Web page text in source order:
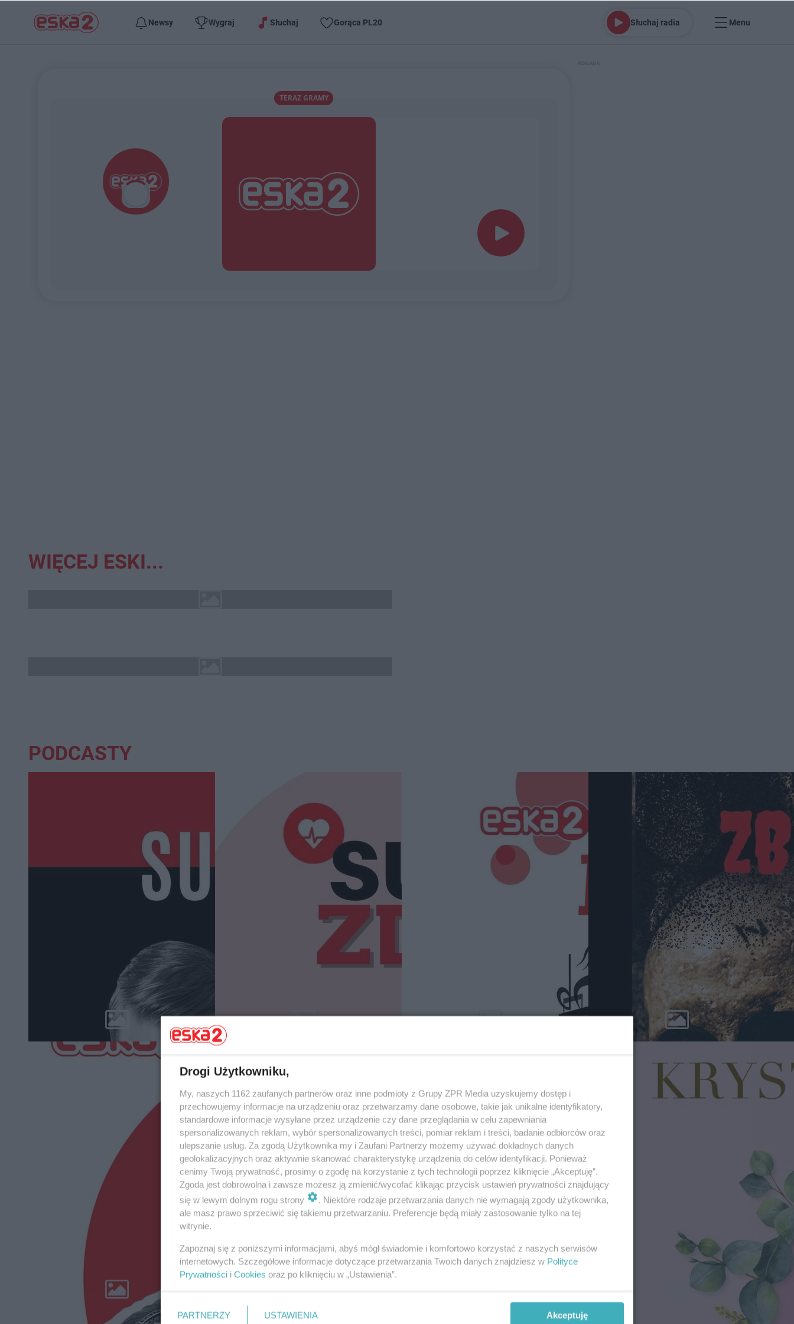
Newsy Wygraj Słuchaj Gorąca PL20 Słuchaj radia Menu
TERAZ GRAMY
WIĘCEJ ESKI...
PODCASTY
KWIATKOWSKI, OFIARA, JAMROŻEK
SuperSport SuperZdrowi
Strefa Kultury i Novej
Zbrodniarz i kara
Drogi Użytkowniku,
My, naszych 1162 zaufanych partnerów oraz inne podmioty z Grupy ZPR Media uzyskujemy dostęp i
przechowujemy informacje na urządzeniu oraz przetwarzamy dane osobowe, takie jak unikalne identyfikatory,
standardowe informacje wysyłane przez urządzenie czy dane przeglądania w celu zapewniania
spersonalizowanych reklam, wybór spersonalizowanych treści, pomiar reklam i treści, badanie odbiorców oraz
ulepszanie usług. Za zgodą Użytkownika my i Zaufani Partnerzy możemy używać dokładnych danych
geolokalizacyjnych oraz aktywnie skanować charakterystykę urządzenia do celów identyfikacji. Ponieważ
cenimy Twoją prywatność, prosimy o zgodę na korzystanie z tych technologii poprzez kliknięcie „Akceptuję”.
Zgoda jest dobrowolna i zawsze możesz ją zmienić/wycofać klikając przycisk ustawień prywatności znajdujący
się w lewym dolnym rogu strony
. Niektóre rodzaje przetwarzania danych nie wymagają zgody użytkownika,
ale masz prawo sprzeciwić się takiemu przetwarzaniu. Preferencje będą miały zastosowanie tylko na tej
witrynie.
Zapoznaj się z poniższymi informacjami, abyś mógł świadomie i komfortowo korzystać z naszych serwisów
internetowych. Szczegółowe informacje dotyczące przetwarzania Twoich danych znajdziesz w Polityce
Prywatności i Cookies oraz po kliknięciu w „Ustawienia”.
PARTNERZY USTAWIENIA Akceptuję